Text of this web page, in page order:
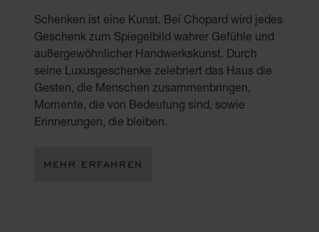
Schenken ist eine Kunst. Bei Chopard wird jedes
Geschenk zum Spiegelbild wahrer Gefühle und
außergewöhnlicher Handwerkskunst. Durch
seine Luxusgeschenke zelebriert das Haus die
Gesten, die Menschen zusammenbringen,
Momente, die von Bedeutung sind, sowie
Erinnerungen, die bleiben.
MEHR ERFAHREN